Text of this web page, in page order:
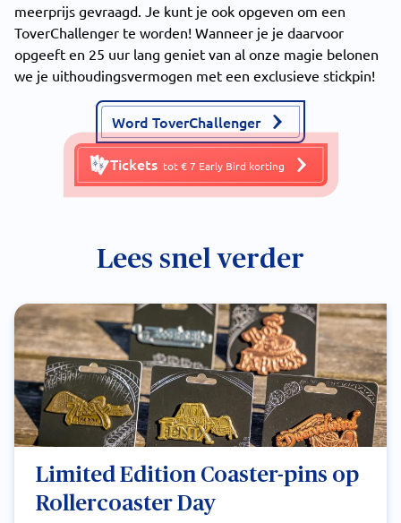
meerprijs gevraagd. Je kunt je ook opgeven om een
ToverChallenger te worden! Wanneer je je daarvoor
opgeeft en 25 uur lang geniet van al onze magie belonen
we je uithoudingsvermogen met een exclusieve stickpin!
Word ToverChallenger
Tickets tot € 7 Early Bird korting
Lees snel verder
Limited Edition Coaster-pins op
Rollercoaster Day